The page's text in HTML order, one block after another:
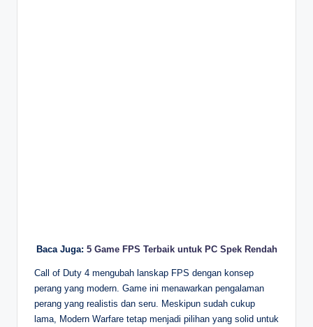
Baca Juga: 5 Game FPS Terbaik untuk PC Spek Rendah
Call of Duty 4 mengubah lanskap FPS dengan konsep
perang yang modern. Game ini menawarkan pengalaman
perang yang realistis dan seru. Meskipun sudah cukup
lama, Modern Warfare tetap menjadi pilihan yang solid untuk